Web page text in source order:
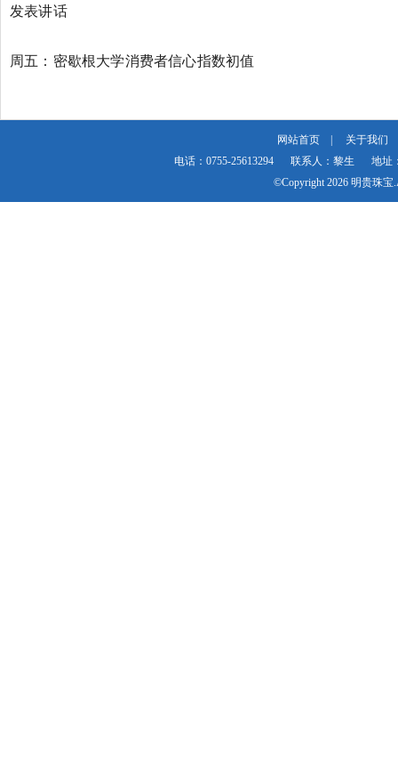
发表讲话
周五：密歇根大学消费者信心指数初值
网站首页
关于我们
电话：0755-25613294
联系人：黎生
地址
©Copyright2026 明贵珠宝